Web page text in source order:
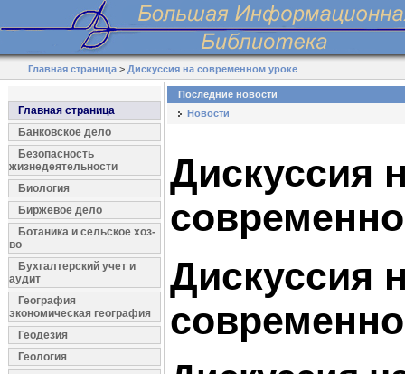
Главная страница >Дискуссия на современном уроке
Главная страница
Банковское дело
Безопасность
жизнедеятельности
Биология
Биржевое дело
Ботаника и сельское хоз-
во
Бухгалтерский учет и
аудит
География
экономическая география
Геодезия
Геология
Последние новости
Новости
Дискуссия
Дискуссия